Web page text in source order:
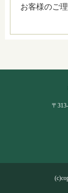
お客様のご
〒